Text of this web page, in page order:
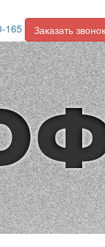
165 Заказать звонок